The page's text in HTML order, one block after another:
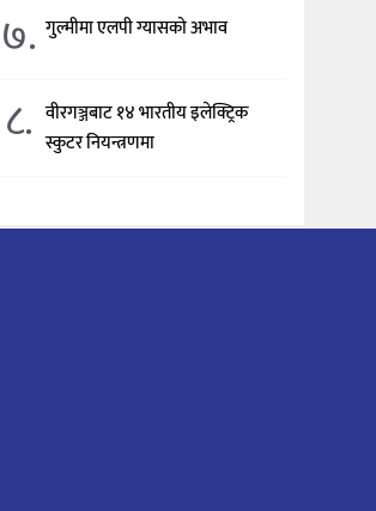
७. गुल्मीमा एलपी ग्यासको अभाव
८. वीरगञ्जबाट १४ भारतीय इलेक्ट्रिक
स्कुटर नियन्त्रणमा